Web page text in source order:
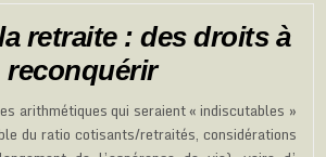
retraite : des droits à
reconquérir
arithmétiques qui seraient « indiscutables »
du ratio cotisants/retraités, considérations